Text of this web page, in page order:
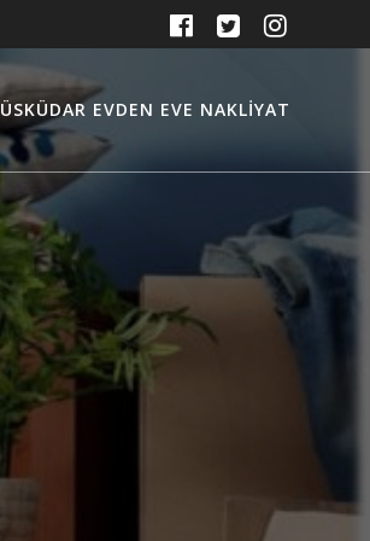
ÜSKÜDAR EVDEN EVE NAKLIYAT